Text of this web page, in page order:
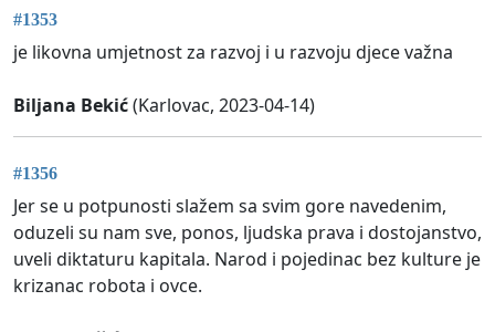
#1353
je likovna umjetnost za razvoj i u razvoju djece važna
Biljana Bekić(Karlovac, 2023-04-14)
#1356
Jer se u potpunosti slažem sa svim gore navedenim,
oduzeli su nam sve, ponos, ljudska prava i dostojanstvo,
uveli diktaturu kapitala. Narod i pojedinac bez kulture je
krizanac robota i ovce.